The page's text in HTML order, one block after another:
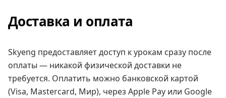
Доставка и оплата
Skyeng предоставляет доступ к урокам сразу после
оплаты — никакой физической доставки не
требуется. Оплатить можно банковской картой
(Visa, Mastercard, Мир), через Apple Pay или Google